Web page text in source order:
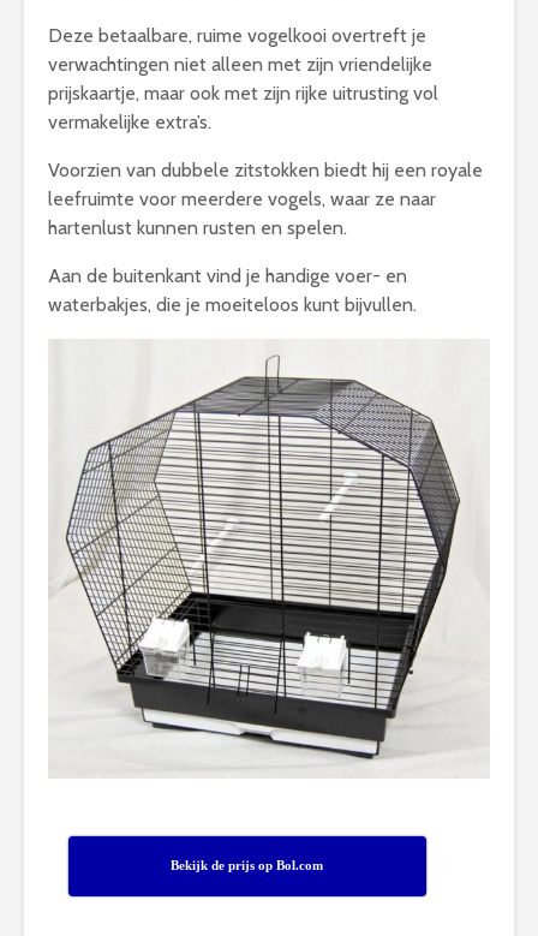
Deze betaalbare, ruime vogelkooi overtreft je
verwachtingen niet alleen met zijn vriendelijke
prijskaartje, maar ook met zijn rijke uitrusting vol
vermakelijke extra’s.
Voorzien van dubbele zitstokken biedt hij een royale
leefruimte voor meerdere vogels, waar ze naar
hartenlust kunnen rusten en spelen.
Aan de buitenkant vind je handige voer- en
waterbakjes, die je moeiteloos kunt bijvullen.
Bekijk de prijs op Bol.com